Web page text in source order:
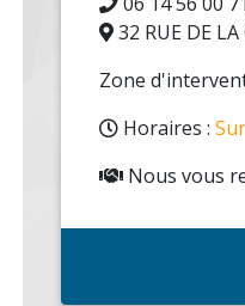
32 RUE DE LA
Zone
Horaires :
Nous vous